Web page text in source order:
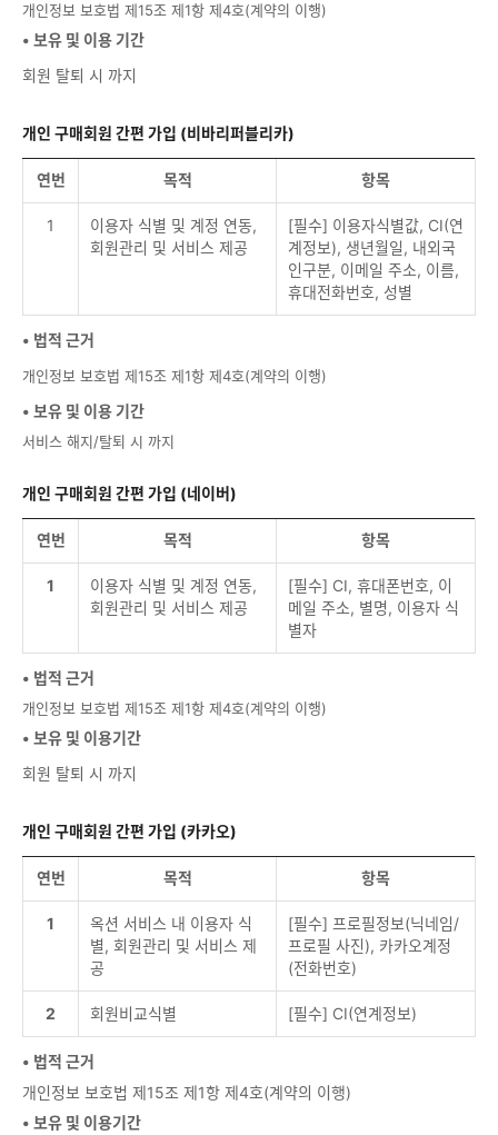
개인정보 보호법 제15조 제1항 제4호(계약의 이행)
• 보유 및 이용 기간
회원 탈퇴 시 까지
개인 구매회원 간편 가입 (비바리퍼블리카)
연번 목적 항목
1
이용자 식별 및 계정 연동,
회원관리 및 서비스 제공
[필수] 이용자식별값, CI(연
계정보), 생년월일, 내외국
인구분, 이메일 주소, 이름,
휴대전화번호, 성별
• 법적 근거
개인정보 보호법 제15조 제1항 제4호(계약의 이행)
• 보유 및 이용 기간
서비스 해지/탈퇴 시 까지
개인 구매회원 간편 가입 (네이버)
연번 목적 항목
1
이용자 식별 및 계정 연동,
회원관리 및 서비스 제공
[필수] CI, 휴대폰번호, 이
메일 주소, 별명, 이용자 식
별자
• 법적 근거
개인정보 보호법 제15조 제1항 제4호(계약의 이행)
• 보유 및 이용기간
회원 탈퇴 시 까지
개인 구매회원 간편 가입 (카카오)
연번 목적 항목
1
옥션 서비스 내 이용자 식
별, 회원관리 및 서비스 제
공
[필수] 프로필정보(닉네임/
프로필 사진), 카카오계정
(전화번호)
2 회원비교식별 [필수] CI(연계정보)
• 법적 근거
개인정보 보호법 제15조 제1항 제4호(계약의 이행)
• 보유 및 이용기간